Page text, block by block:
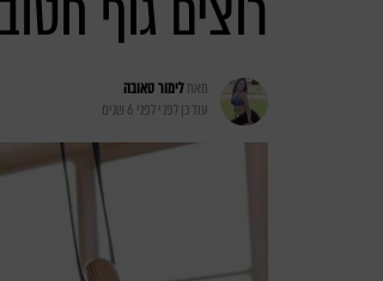
מאתלימור טאובה
עודכן לפנילפני 6 שנים